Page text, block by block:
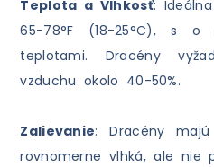
Teplota a Vlhkosť:
65-78°F (18-25°C), s o
teplotami. Dracény
vzduchu okolo 40-50%.
Zalievanie: Dracény
rovnomerne vlhká, ale nie